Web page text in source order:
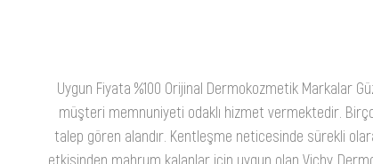
Uygun Fiyata %100 Orijinal Dermokozmetik Markalar
müşteri memnuniyeti odaklı hizmet vermektedir.
talep gören alandır. Kentleşme neticesinde sürekli
etkisinden mahrum kalanlar için uygun olan Vichy,